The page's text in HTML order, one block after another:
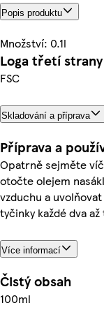
Popis produktu
Množství: 0.1l
Loga třetí strany
FSC
Skladování a příprava
Příprava a
Opatrně sejměte
otočte olejem
vzduchu a
tyčinky každé dva
Více informací
Čistý obsah
100ml